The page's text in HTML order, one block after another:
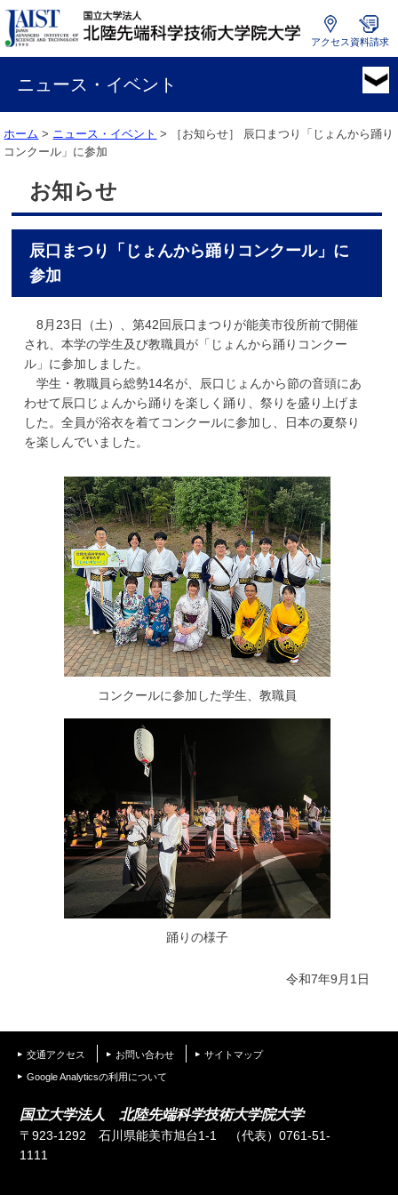
国
学
法
人
先
端
アクセス 資料請求
ニュース・イベント
ホーム > ニュース・イベント > ［お知らせ］
辰口まつり「じょんから踊り
コンクール」に参加
お知らせ
辰口まつり「じょんから踊りコンクール」に
参加
8月23日（土）、第42回辰口まつりが能美市役所前で開催
され、本学の学生及び教職員が「じょんから踊りコンクー
ル」に参加しました。
学生・教職員ら総勢14名が、辰口じょんから節の音頭にあ
わせて辰口じょんから踊りを楽しく踊り、祭りを盛り上げま
した。全員が浴衣を着てコンクールに参加し、日本の夏祭り
を楽しんでいました。
コンクールに参加した学生、教職員
踊りの様子
令和7年9月1日
交通アクセス お問い合わせ サイトマップ
Google Analyticsの利用について
国立大学法人 北陸先端科学技術大学院大学
〒923-1292 石川県能美市旭台1-1
（代表）0761-51-
1111